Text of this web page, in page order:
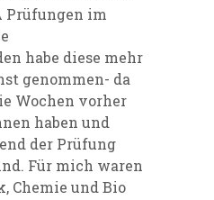
Prüfungen im
habe diese mehr
genommen- da
Wochen vorher
haben und
der Prüfung
Für mich waren
Chemie und Bio